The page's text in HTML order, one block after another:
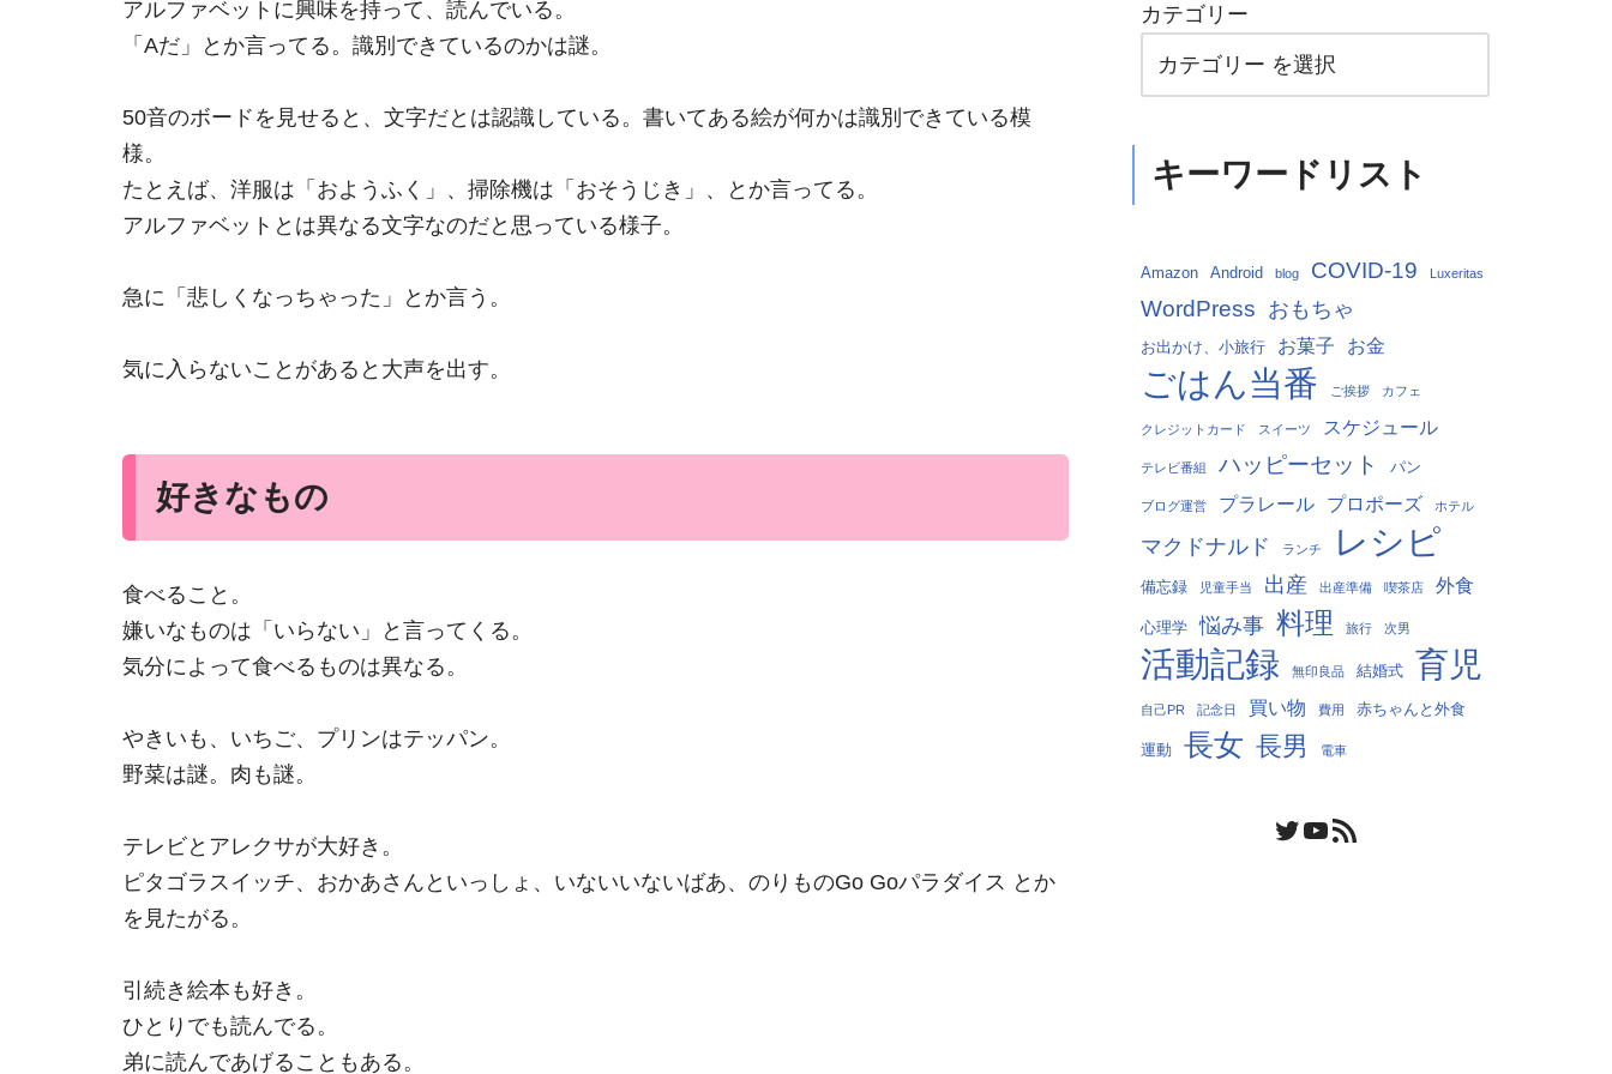
アルファベットに興味を持って、読んでいる。
「Aだ」とか言ってる。識別できているのかは謎。
50音のボードを見せると、文字だとは認識している。書いてある絵が何かは識別できている模
様。
たとえば、洋服は「おようふく」、掃除機は「おそうじき」、とか言ってる。
アルファベットとは異なる文字なのだと思っている様子。
急に「悲しくなっちゃった」とか言う。
気に入らないことがあると大声を出す。
好きなもの
食べること。
嫌いなものは「いらない」と言ってくる。
気分によって食べるものは異なる。
やきいも、いちご、プリンはテッパン。
野菜は謎。肉も謎。
テレビとアレクサが大好き。
ピタゴラスイッチ、おかあさんといっしょ、いないいないばあ、のりものGo Goパラダイス とか
を見たがる。
引続き絵本も好き。
ひとりでも読んでる。
弟に読んであげることもある。
カテゴリー
キーワードリスト
Amazon Android blog COVID-19 Luxeritas
WordPress おもちゃ
お出かけ、小旅行 お菓子 お金
ごはん当番 ご挨拶 カフェ
クレジットカード スイーツ スケジュール
テレビ番組 ハッピーセット パン
ブログ運営 プラレール プロポーズ ホテル
マクドナルド ランチ レシピ
備忘録 児童手当 出産 出産準備 喫茶店 外食
心理学 悩み事 料理 旅行 次男
活動記録 無印良品 結婚式 育児
自己PR 記念日 買い物 費用 赤ちゃんと外食
運動 長女 長男 電車